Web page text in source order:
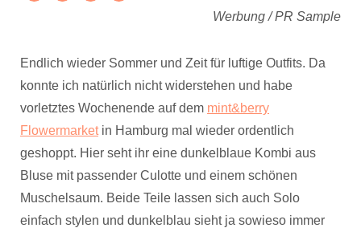
Werbung / PR Sample
Endlich wieder Sommer und Zeit für luftige Outfits. Da
konnte ich natürlich nicht widerstehen und habe
vorletztes Wochenende auf dem mint&berry
Flowermarketin Hamburg mal wieder ordentlich
geshoppt. Hier seht ihr eine dunkelblaue Kombi aus
Bluse mit passender Culotte und einem schönen
Muschelsaum. Beide Teile lassen sich auch Solo
einfach stylen und dunkelblau sieht ja sowieso immer